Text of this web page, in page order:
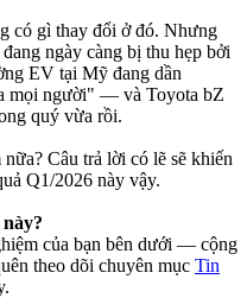
có gì thay đổi ở đó. Nhưng
ngày càng bị thu hẹp bởi
EV tại Mỹ đang dần
mọi người" — và Toyota bZ
quý vừa rồi.
Câu trả lời có lẽ sẽ khiến
Q1/2026 này vậy.
của bạn bên dưới — cộng
theo dõi chuyên mục Tin